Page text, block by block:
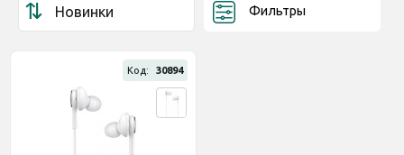
Фильтры
Код: 30894